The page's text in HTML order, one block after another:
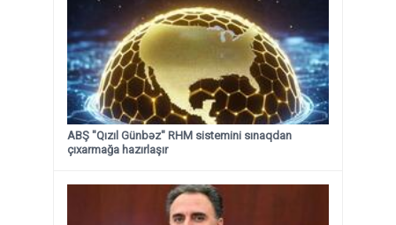
ABŞ "Qızıl Günbəz" RHM sistemini sınaqdan
çıxarmağa hazırlaşır